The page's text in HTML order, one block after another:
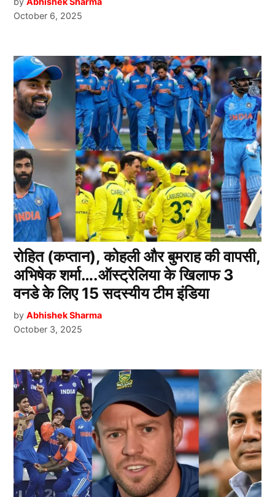
October 6, 2025
रोहित (कप्तान), कोहली और बुमराह की वापसी,
अभिषेक शर्मा….ऑस्ट्रेलिया के खिलाफ 3
वनडे के लिए 15 सदस्यीय टीम इंडिया
by Abhishek Sharma
October 3, 2025